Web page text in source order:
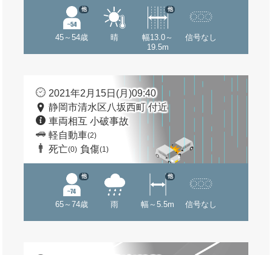
45～54歳
他
晴
幅13.0～
19.5m
他
信号なし
2021年2月15日(月)09:40
静岡市清水区八坂西町 付近
車両相互 小破事故
軽自動車(2)
死亡(0) 負傷(1)
65～74歳
他
雨 幅～5.5m
他
信号なし